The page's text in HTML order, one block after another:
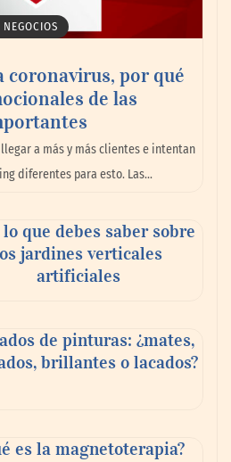
coronavirus, por qué
de las
a más y más clientes e intentan
diferentes para esto. Las…
lo que debes saber sobre
jardines verticales
artificiales
de pinturas: ¿mates,
brillantes o lacados?
es la magnetoterapia?